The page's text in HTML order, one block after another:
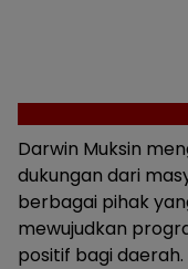
Darwin Muksin
dukungan dari
berbagai pihak
mewujudkan
positif bagi daerah.